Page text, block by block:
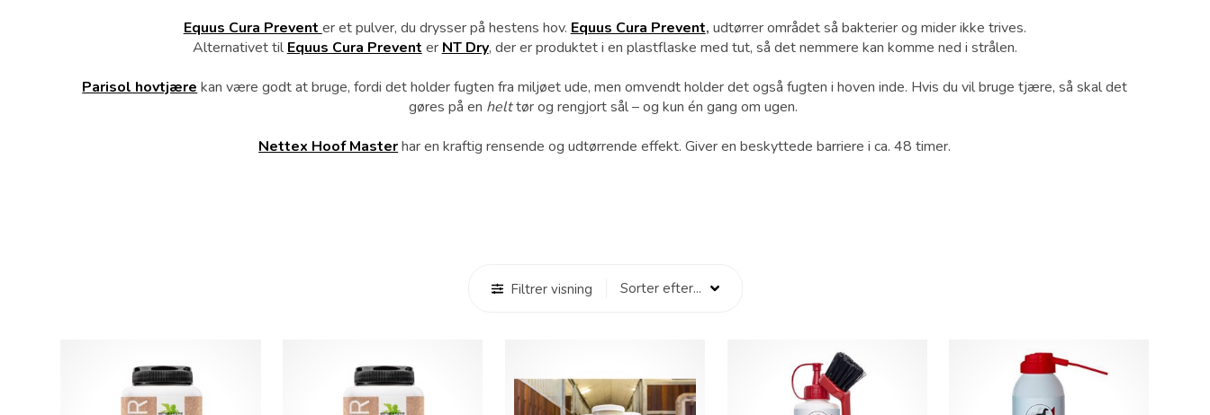
Equus Cura Prevent er et pulver, du drysser på hestens hov. Equus Cura Prevent, udtørrer området så bakterier og mider ikke trives.
Alternativet til Equus Cura Prevent er NT Dry, der er produktet i en plastflaske med tut, så det nemmere kan komme ned i strålen.
Parisol hovtjære kan være godt at bruge, fordi det holder fugten fra miljøet ude, men omvendt holder det også fugten i hoven inde. Hvis du vil bruge tjære, så skal det
gøres på en helttør og rengjort sål – og kun én gang om ugen.
Nettex Hoof Masterhar en kraftig rensende og udtørrende effekt. Giver en beskyttede barriere i ca. 48 timer.
Filtrer visning